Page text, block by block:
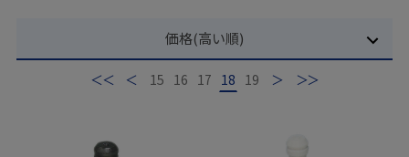
価格(高い順)
前 15 16 17 18 19 次 最後